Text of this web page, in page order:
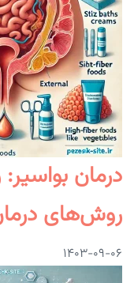
درمان
روش‌های
۱۴۰۳-۰۹-۰۶